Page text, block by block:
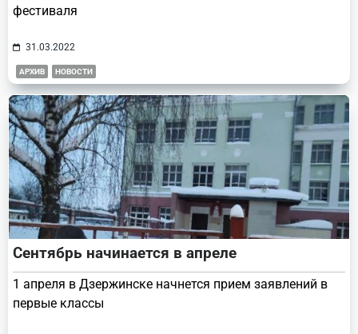
фестиваля
31.03.2022
АРХИВ НОВОСТИ
Сентябрь начинается в апреле
1 апреля в Дзержинске начнется прием заявлений в
первые классы